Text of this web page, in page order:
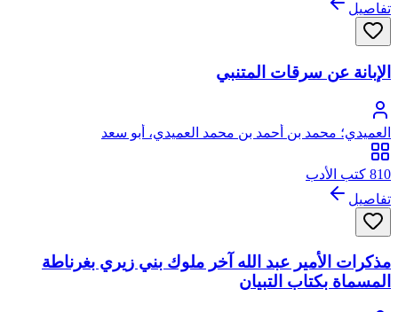
تفاصيل
الإبانة عن سرقات المتنبي
العميدي؛ محمد بن أحمد بن محمد العميدي، أبو سعد
810 كتب الأدب
تفاصيل
مذكرات الأمير عبد الله آخر ملوك بني زيري بغرناطة
المسماة بكتاب التبيان